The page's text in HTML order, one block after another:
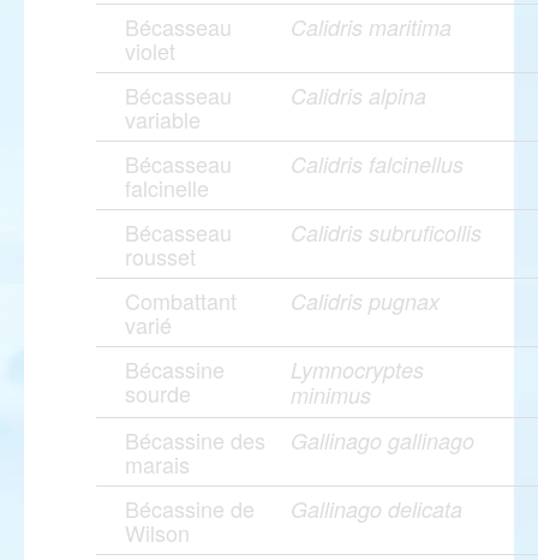
Bécasseau
violet
Calidris maritima
Bécasseau
variable
Calidris alpina
Bécasseau
falcinelle
Calidris falcinellus
Bécasseau
rousset
Calidris subruficollis
Combattant
varié
Calidris pugnax
Bécassine
sourde
Lymnocryptes
minimus
Bécassine des
marais
Gallinago gallinago
Bécassine de
Wilson
Gallinago delicata